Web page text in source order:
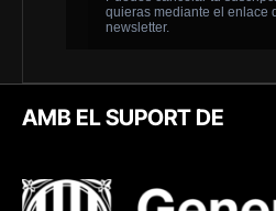
AMB EL SUPORT DE